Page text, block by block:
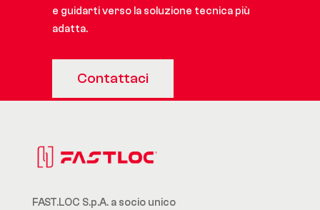
e guidarti verso la soluzione tecnica più
adatta.
Contattaci
FAST.LOC S.p.A. a socio unico